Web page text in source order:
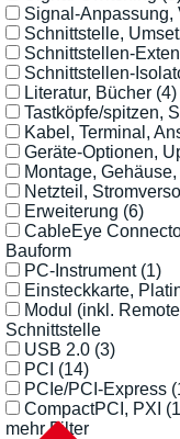
Signal-Anpassung,
Schnittstelle,
Schnittstellen-
Schnittstellen-
Literatur, Bücher (4)
Tastköpfe/spitzen,
Kabel, Terminal,
Geräte-Optionen,
Montage,
Netzteil,
Erweiterung (6)
CableEye
Bauform
PC-Instrument (1)
Einsteckkarte,
Modul (inkl.
Schnittstelle
USB 2.0 (3)
PCI (14)
PCIe/PCI-Express
CompactPCI, PXI
mehr Filter